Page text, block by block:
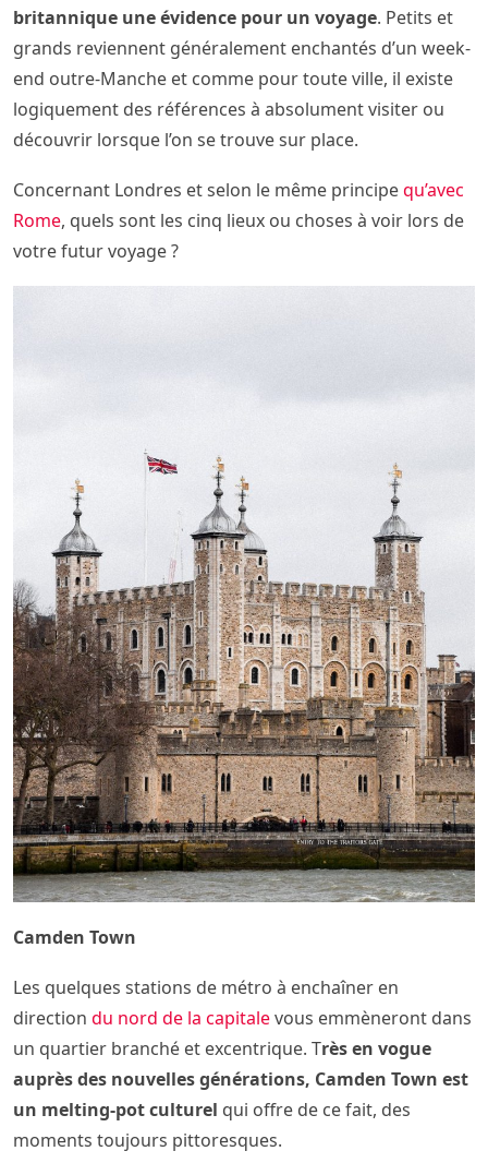
britannique une évidence pour un voyage. Petits et
grands reviennent généralement enchantés d’un week-
end outre-Manche et comme pour toute ville, il existe
logiquement des références à absolument visiter ou
découvrir lorsque l’on se trouve sur place.
Concernant Londres et selon le même principequ’avec
Rome, quels sont les cinq lieux ou choses à voir lors de
votre futur voyage ?
Camden Town
Les quelques stations de métro à enchaîner en
direction du nord de la capitalevous emmèneront dans
un quartier branché et excentrique. Très en vogue
auprès des nouvelles générations, Camden Town est
un melting-pot culturel qui offre de ce fait, des
moments toujours pittoresques.